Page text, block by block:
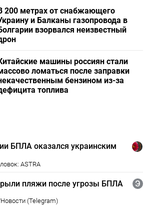
200 метрах от снабжающего
и Балканы газопровода в
взорвался неизвестный
машины россиян стали
ломаться после заправки
бензином из-за
топлива